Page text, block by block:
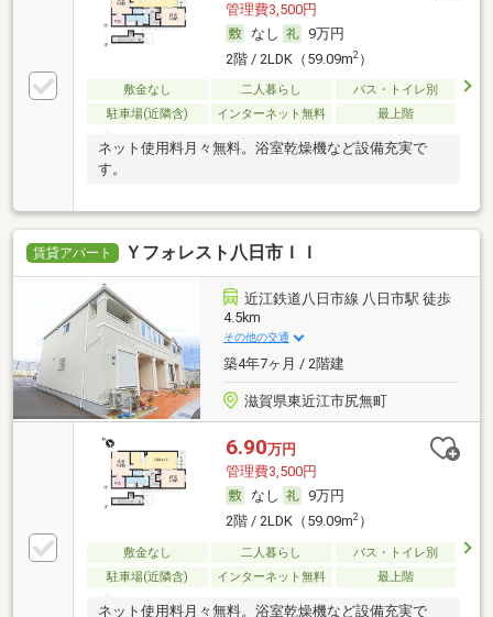
管理費3,500円
なし
9万円
2階 / 2LDK（59.09m2）
敷金なし 二人暮らし
バス・トイレ別
駐車場(近隣含)
インターネット無料 最上階
ネット使用料月々無料。浴室乾燥機など設備充実で
す。
賃貸アパート Ｙフォレスト八日市ＩＩ
近江鉄道八日市線 八日市駅 徒歩
4.5km
その他の交通
築4年7ヶ月 / 2階建
滋賀県東近江市尻無町
6.90万円
管理費3,500円
なし
9万円
2階 / 2LDK（59.09m2）
敷金なし 二人暮らし
バス・トイレ別
駐車場(近隣含)
インターネット無料 最上階
ネット使用料月々無料。浴室乾燥機など設備充実で